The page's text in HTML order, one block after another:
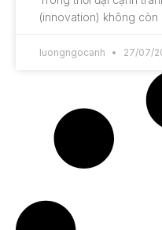
(innovation) không còn
luongngocanh 27/07/